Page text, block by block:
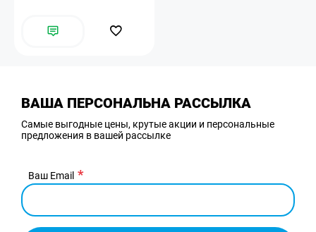
ВАША ПЕРСОНАЛЬНА РАССЫЛКА
Самые выгодные цены, крутые акции и персональные
предложения в вашей рассылке
Ваш Email